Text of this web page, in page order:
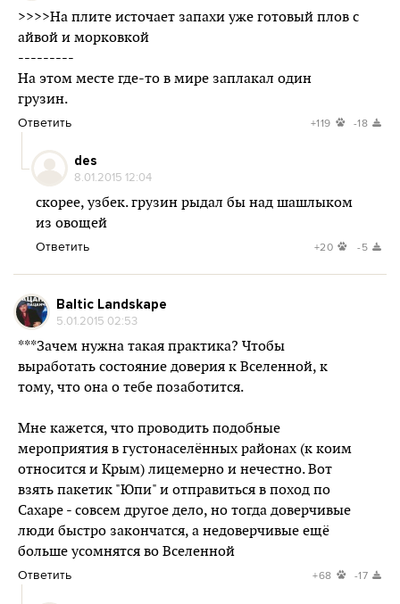
>>>>На плите источает запахи уже готовый плов с
айвой и морковкой
---------
На этом месте где-то в мире заплакал один
грузин.
Ответить +119 -18
des
8.01.2015 12:04
скорее, узбек. грузин рыдал бы над шашлыком
из овощей
Ответить +20 -5
Baltic Landskape
5.01.2015 02:53
***Зачем нужна такая практика? Чтобы
выработать состояние доверия к Вселенной, к
тому, что она о тебе позаботится.
Мне кажется, что проводить подобные
мероприятия в густонаселённых районах (к коим
относится и Крым) лицемерно и нечестно. Вот
взять пакетик "Юпи" и отправиться в поход по
Сахаре - совсем другое дело, но тогда доверчивые
люди быстро закончатся, а недоверчивые ещё
больше усомнятся во Вселенной
Ответить +68 -17